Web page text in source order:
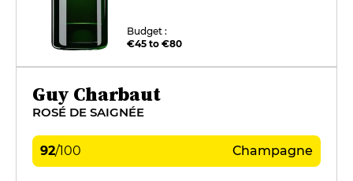
Budget :
€45 to €80
Guy Charbaut
ROSÉ DE SAIGNÉE
92/100 Champagne